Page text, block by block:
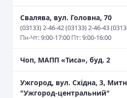
Свалява, вул. Головна, 70
(03133) 2-46-42 (03133) 2-46-43
Пн-Чт: 9:00-17:00 Пт: 9:00-16:00
Чоп, МАПП «Тиса», буд. 2
Ужгород, вул. Східна, 3,
"Ужгород-центральний"